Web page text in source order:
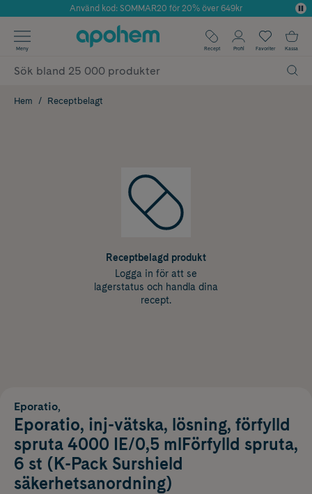
Årets Butik 2025 inom Skönhet
Använd kod: SOMMAR20 för 20% över 649kr
✓ Fri frakt
✓ Poäng på alla köp*
Meny Recept Profil Favoriter Kassa
Hem Receptbelagt
Receptbelagd produkt
Logga in för att se
lagerstatus och handla dina
recept.
Eporatio,
Eporatio, inj-vätska, lösning, förfylld
spruta 4000 IE/0,5 mlFörfylld spruta,
6 st (K-Pack Surshield
säkerhetsanordning)